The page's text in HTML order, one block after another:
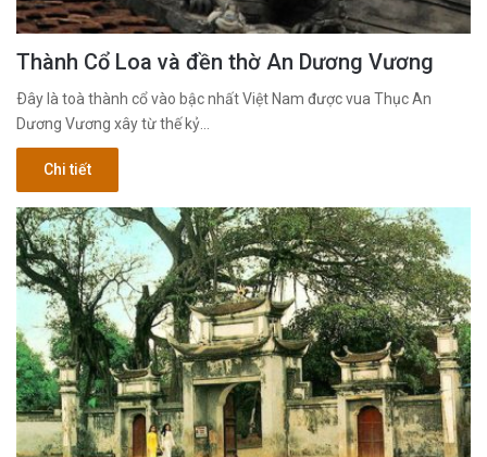
Thành Cổ Loa và đền thờ An Dương Vương
Ðây là toà thành cổ vào bậc nhất Việt Nam được vua Thục An
Dương Vương xây từ thế kỷ…
Chi tiết